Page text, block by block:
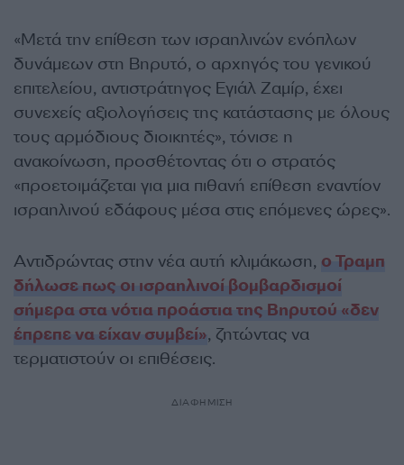
«Μετά την επίθεση των ισραηλινών ενόπλων
δυνάμεων στη Βηρυτό, ο αρχηγός του γενικού
επιτελείου, αντιστράτηγος Εγιάλ Ζαμίρ, έχει
συνεχείς αξιολογήσεις της κατάστασης με όλους
τους αρμόδιους διοικητές», τόνισε η
ανακοίνωση, προσθέτοντας ότι ο στρατός
«προετοιμάζεται για μια πιθανή επίθεση εναντίον
ισραηλινού εδάφους μέσα στις επόμενες ώρες».
Αντιδρώντας στην νέα αυτή κλιμάκωση, ο Τραμπ
δήλωσε πως οι ισραηλινοί βομβαρδισμοί
σήμερα στα νότια προάστια της Βηρυτού «δεν
έπρεπε να είχαν συμβεί», ζητώντας να
τερματιστούν οι επιθέσεις.
ΔΙΑΦΗΜΙΣΗ